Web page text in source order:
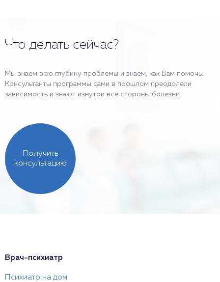
Что делать сейчас?
Мы знаем всю глубину проблемы и знаем, как Вам помочь.
Консультанты программы сами в прошлом преодолели
зависимость и знают изнутри все стороны болезни.
Получить
консультацию
Врач-психиатр
Психиатр на дом